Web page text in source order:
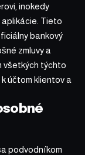
inokedy
Tieto
bankový
zmluvy a
všetkých týchto
účtom klientov a
podvodníkom